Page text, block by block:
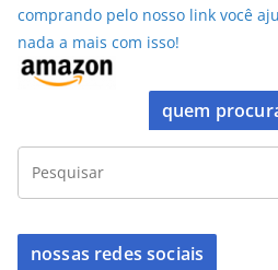
comprando pelo nosso link você
nada a mais com isso!
quem
nossas redes sociais